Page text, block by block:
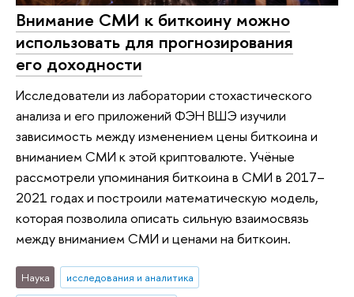
Внимание СМИ к биткоину можно
использовать для прогнозирования
его доходности
Исследователи из лаборатории стохастического
анализа и его приложений ФЭН ВШЭ изучили
зависимость между изменением цены биткоина и
вниманием СМИ к этой криптовалюте. Учёные
рассмотрели упоминания биткоина в СМИ в 2017–
2021 годах и построили математическую модель,
которая позволила описать сильную взаимосвязь
между вниманием СМИ и ценами на биткоин.
Наука
исследования и аналитика